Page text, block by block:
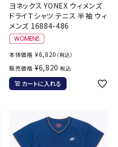
ヨネックス YONEX ウィメンズ
ドライＴシャツ テニス 半袖 ウィ
メンズ 16884-486
本体価格 ¥6,820 （税込）
販売価格 ¥6,820 税込
カートに入れる